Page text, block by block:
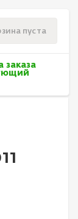
пуста
заказа